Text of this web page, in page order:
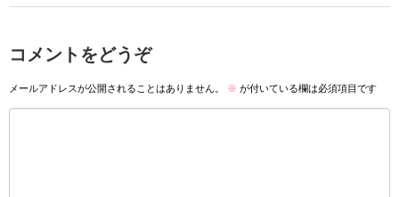
コメントをどうぞ
メールアドレスが公開されることはありません。 ※ が付いている欄は必須項目です